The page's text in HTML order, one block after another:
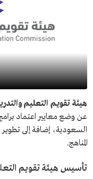
هيئة تقويم التعليم
عن وضع معايير اعتماد
السعودية، إضافة إلى تطوير
المناهج.
تأسيس هيئة تقويم